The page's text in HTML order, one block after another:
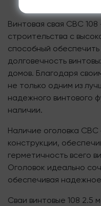
Винтовая свая СВС
строительства с
способный обеспечить
долговечность
домов. Благодаря
не только одним из
надежного винтового
наличии.
Наличие оголовка СВС
конструкции,
герметичность всего
Оголовок идеально
обеспечивая
Сваи винтовые 108 2.5